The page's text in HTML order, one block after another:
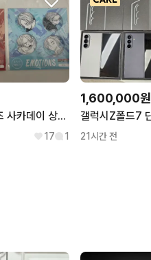
사카모토데이즈 사카데이 상점페어 이모션 캔뱃지 세트 나구모 신 미개봉
17 1
1,600,000원
21시간 전